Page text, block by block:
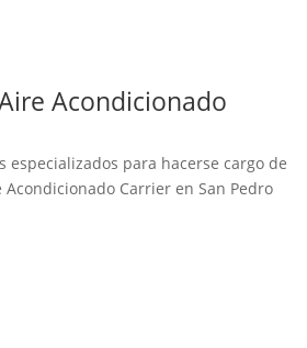
Acondicionado
especializados para hacerse cargo de
Carrier en San Pedro